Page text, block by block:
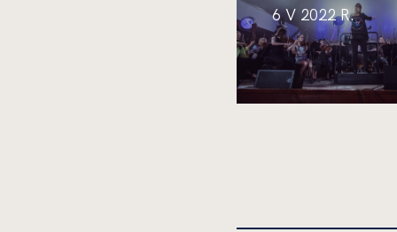
6 V 2022 R.